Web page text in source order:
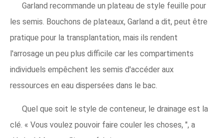
Garland recommande un plateau de style feuille pour
les semis. Bouchons de plateaux, Garland a dit, peut être
pratique pour la transplantation, mais ils rendent
l'arrosage un peu plus difficile car les compartiments
individuels empêchent les semis d'accéder aux
ressources en eau dispersées dans le bac.
Quel que soit le style de conteneur, le drainage est la
clé. « Vous voulez pouvoir faire couler les choses, ", a